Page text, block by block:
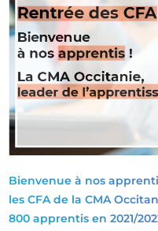
Bienvenue à nos
les CFA de la CMA
800 apprentis en 2021/